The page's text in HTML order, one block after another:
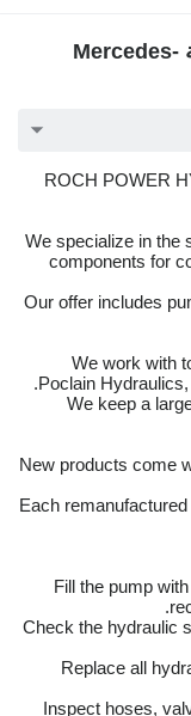
معلومات إضافية — مضخة هيدروليكية Mercedes-
ROCH POWER
We specialize in the
components for
Our offer includes
We work with
Poclain
We keep a
New products come
Each
– Fill the pump
– Check the
– Replace all
– Inspect hoses,